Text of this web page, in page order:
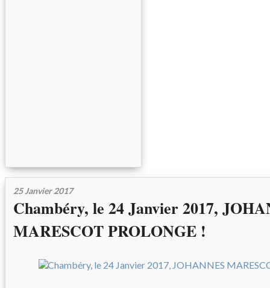
25 Janvier 2017
Chambéry, le 24 Janvier 2017,
MARESCOT PROLONGE !